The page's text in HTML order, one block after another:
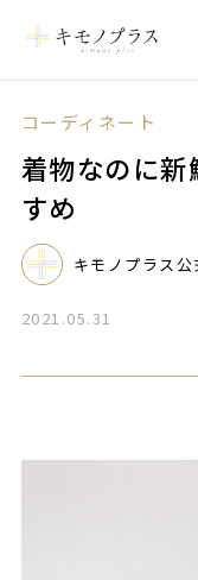
コーディネート
着物なのに
すめ
キモノプラス公
2021.05.31